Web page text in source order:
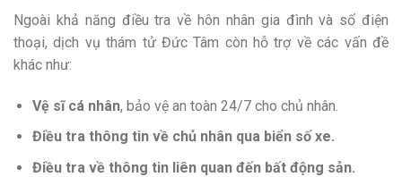
Ngoài khả năng điều tra về hôn nhân gia đình và số điện
thoại, dịch vụ thám tử Đức Tâm còn hỗ trợ về các vấn đề
khác như:
Vệ sĩ cá nhân, bảo vệ an toàn 24/7 cho chủ nhân.
Điều tra thông tin về chủ nhân qua biển số xe.
Điều tra về thông tin liên quan đến bất động sản.